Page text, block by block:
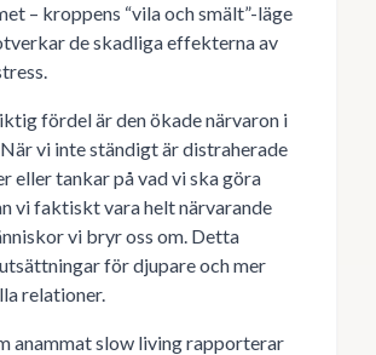
– kroppens “vila och smält”-läge
de skadliga effekterna av
fördel är den ökade närvaron i
vi inte ständigt är distraherade
eller tankar på vad vi ska göra
vi faktiskt vara helt närvarande
vi bryr oss om. Detta
för djupare och mer
relationer.
anammat slow living rapporterar